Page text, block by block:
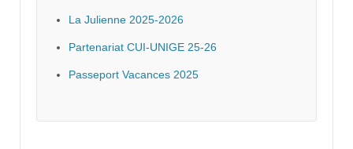
La Julienne 2025-2026
Partenariat CUI-UNIGE 25-26
Passeport Vacances 2025